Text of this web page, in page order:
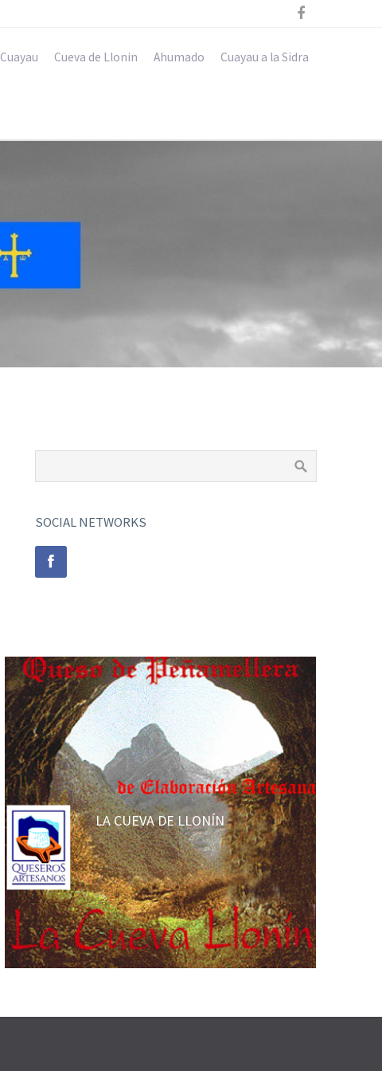

Cuayau Cueva de Llonin Ahumado Cuayau a la Sidra
SOCIAL NETWORKS
LA CUEVA DE LLONÍN